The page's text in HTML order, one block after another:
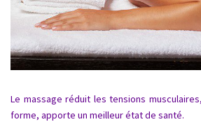
Le massage réduit les tensions
forme, apporte un meilleur état de santé.